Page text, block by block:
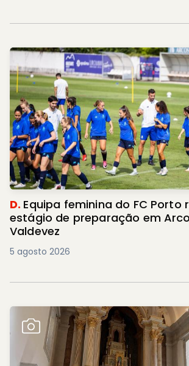
D. Equipa feminina do FC Porto
estágio de preparação em
Valdevez
5 agosto 2026